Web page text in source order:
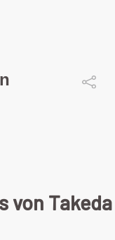
von Takeda